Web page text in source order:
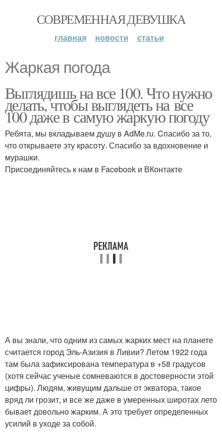
СОВРЕМЕННАЯ ДЕВУШКА
главная новости статьи
Жаркая погода
Выглядишь на все 100. Что нужно
делать, чтобы выглядеть на все
100 даже в самую жаркую погоду
Ребята, мы вкладываем душу в AdMe.ru. Cпасибо за то,
что открываете эту красоту. Спасибо за вдохновение и
мурашки.
Присоединяйтесь к нам в Facebook и ВКонтакте
А вы знали, что одним из самых жарких мест на планете
считается город Эль-Азизия в Ливии? Летом 1922 года
там была зафиксирована температура в +58 градусов
(хотя сейчас ученые сомневаются в достоверности этой
цифры). Людям, живущим дальше от экватора, такое
вряд ли грозит, и все же даже в умеренных широтах лето
бывает довольно жарким. А это требует определенных
усилий в уходе за собой.